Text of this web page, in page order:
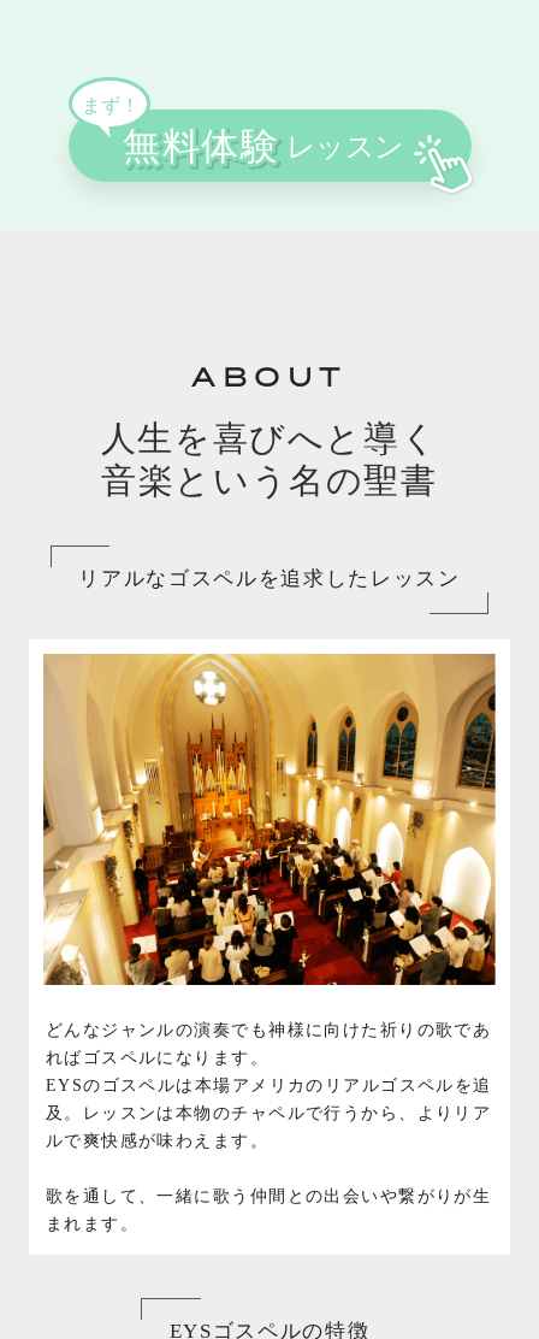
ABOUT
人生を喜びへと導く
音楽という名の聖書
リアルなゴスペルを追求したレッスン
どんなジャンルの演奏でも神様に向けた祈りの歌であ
ればゴスペルになります。
EYSのゴスペルは本場アメリカのリアルゴスペルを追
及。レッスンは本物のチャペルで行うから、よりリア
ルで爽快感が味わえます。
歌を通して、一緒に歌う仲間との出会いや繋がりが生
まれます。
EYSゴスペルの特徴